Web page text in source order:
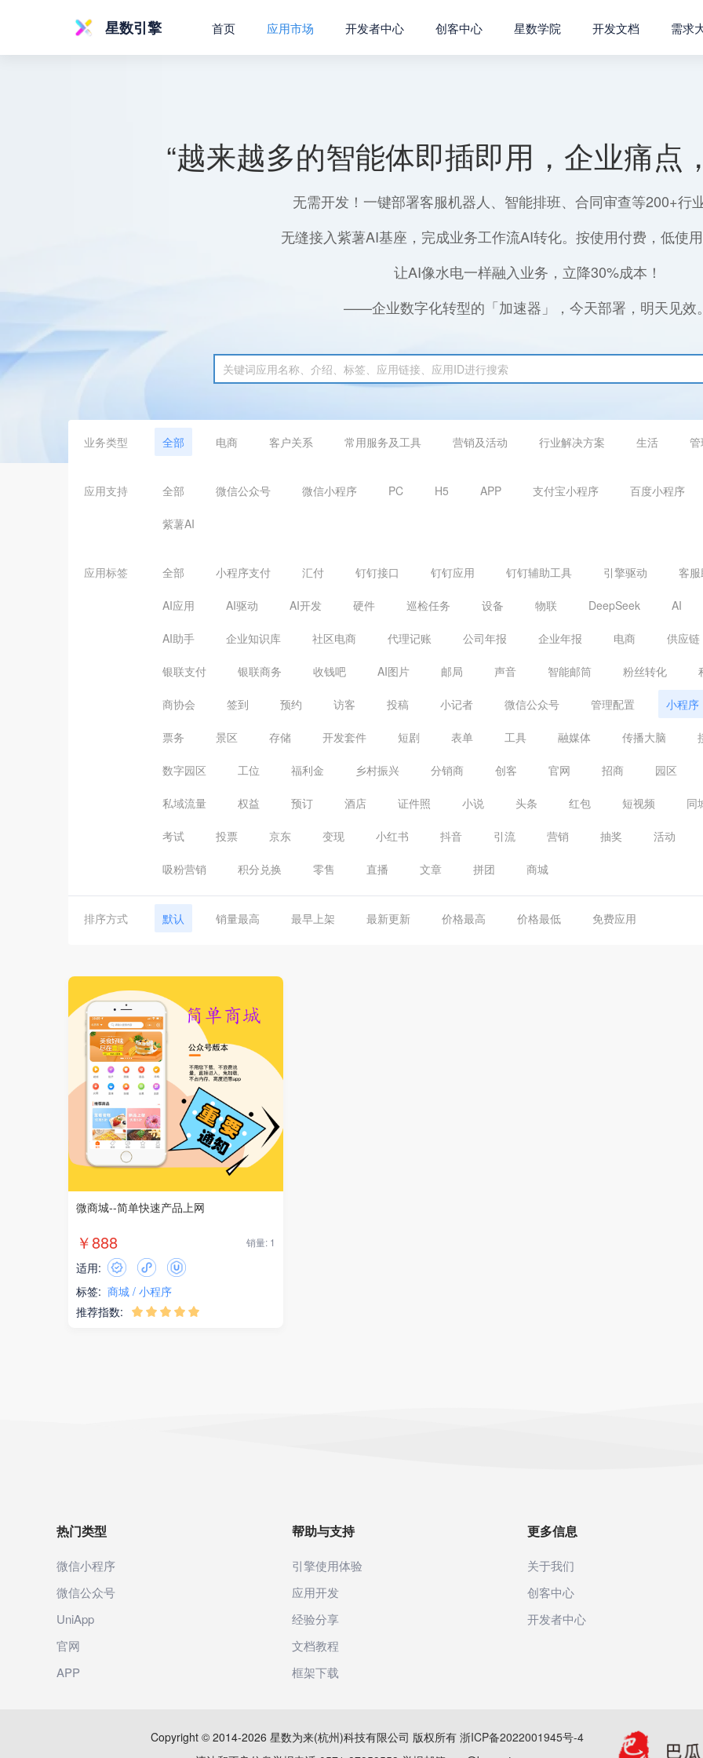
星数引擎 首页 应用市场 开发者中心 创客中心 星数学院 开发文档 需求
“越来越多的智能体即插即用，企业痛点
无需开发！一键部署客服机器人、智能排班、合同审查等200+行
无缝接入紫薯AI基座，完成业务工作流AI转化。按使用付费，低使
让AI像水电一样融入业务，立降30%成本！
——企业数字化转型的「加速器」，今天部署，明天见效
业务类型 全部 电商 客户关系 常用服务及工具 营销及活动 行业解决方案 生活
应用支持 全部 微信公众号 微信小程序 PC H5 APP 支付宝小程序 百度小程序
紫薯AI
应用标签 全部 小程序支付 汇付 钉钉接口 钉钉应用 钉钉辅助工具 引擎驱动 客
AI应用 AI驱动 AI开发 硬件 巡检任务 设备 物联 DeepSeek AI
AI助手 企业知识库 社区电商 代理记账 公司年报 企业年报 电商 供应链
银联支付 银联商务 收钱吧 AI图片 邮局 声音 智能邮筒 粉丝转化
商协会 签到 预约 访客 投稿 小记者 微信公众号 管理配置 小程序
票务 景区 存储 开发套件 短剧 表单 工具 融媒体 传播大脑
数字园区 工位 福利金 乡村振兴 分销商 创客 官网 招商 园区
私域流量 权益 预订 酒店 证件照 小说 头条 红包 短视频 同
考试 投票 京东 变现 小红书 抖音 引流 营销 抽奖 活动
吸粉营销 积分兑换 零售 直播 文章 拼团 商城
排序方式 默认 销量最高 最早上架 最新更新 价格最高 价格最低 免费应用
微商城--简单快速产品上网
￥888 销量: 1
适用:
标签: 商城 小程序
推荐指数:
    
热门类型
微信小程序
微信公众号
UniApp
官网
APP
帮助与支持
引擎使用体验
应用开发
经验分享
文档教程
框架下载
更多信息
关于我们
创客中心
开发者中心
Copyright © 2014-2026 星数为来(杭州)科技有限公司 版权所有 浙ICP备2022001945号-4